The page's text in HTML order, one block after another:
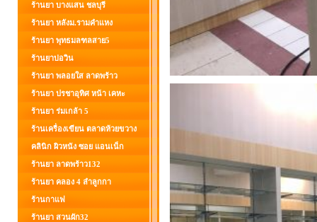
ร้านยา บางแสน ชลบุรี
ร้านยา หลังม.รามคำแหง
ร้านยา พุทธมลฑลสาย5
ร้านยาบ่อวิน
ร้านยา พลอยใส ลาดพร้าว
ร้านยา ปรชาอุทิศ หน้า เคหะ
ร้านยา ร่มเกล้า 5
ร้านเครื่องเขียน ตลาดห้วยขวาง
คลินิก ผิวหนัง ซอย แอนเน็ก
ร้านยา ลาดพร้าว132
ร้านยา คลอง 4 ลำลูกกา
ร้านกาแฟ
ร้านยา สวนผัก32